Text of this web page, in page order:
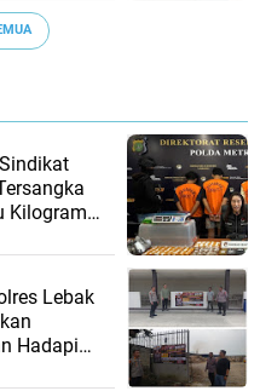
Kilogram
Lebak
Hadapi